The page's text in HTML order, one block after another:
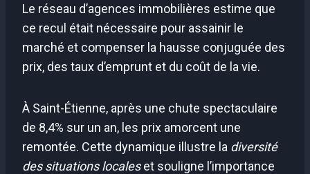
Le réseau d’agences immobilières estime que
ce recul était nécessaire pour assainir le
marché et compenser la hausse conjuguée des
prix, des taux d’emprunt et du coût de la vie.
À Saint-Étienne, après une chute spectaculaire
de 8,4% sur un an, les prix amorcent une
remontée. Cette dynamique illustre la diversité
des situations localeset souligne l’importance